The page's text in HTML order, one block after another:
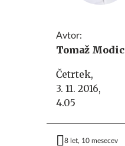
Avtor:
Tomaž Modic
Četrtek,
3. 11. 2016,
4.05
8 let, 10 mesecev